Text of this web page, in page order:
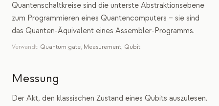
Quantenschaltkreise sind die unterste Abstraktionsebene
zum Programmieren eines Quantencomputers – sie sind
das Quanten-Äquivalent eines Assembler-Programms.
Verwandt: Quantum gate, Measurement, Qubit
Messung
Der Akt, den klassischen Zustand eines Qubits auszulesen.